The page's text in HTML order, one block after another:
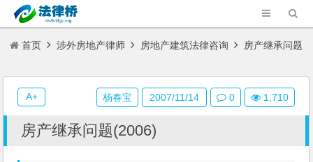
首页 涉外房地产律师 房地产建筑法律咨询 房产继承问题
(2006)
房产继承问题(2006)
杨春宝 2007/11/14 0 1,710
A+